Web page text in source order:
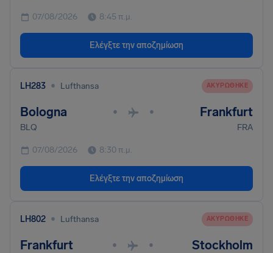
07/08/2026 8:45 π.μ.
Ελέγξτε την αποζημίωση
LH283 • Lufthansa ΑΚΥΡΏΘΗΚΕ
Bologna • • Frankfurt
BLQ FRA
07/08/2026 8:30 π.μ.
Ελέγξτε την αποζημίωση
LH802 • Lufthansa ΑΚΥΡΏΘΗΚΕ
Frankfurt • • Stockholm